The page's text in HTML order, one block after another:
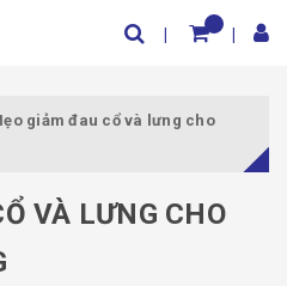
giảm đau cổ và lưng cho
VÀ LƯNG CHO